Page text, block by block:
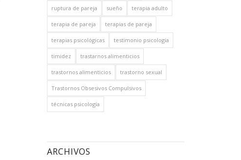
ruptura de pareja sueño terapia adulto
terapia de pareja terapias de pareja
terapias psicológicas testimonio psicología
timidez trastarnos alimenticios
trastornos alimenticios trastorno sexual
Trastornos Obsesivos Compulsivos
técnicas psicología
ARCHIVOS